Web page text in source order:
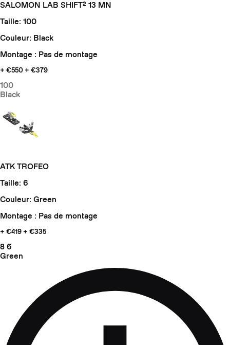
SALOMON LAB SHIFT² 13 MN
Taille: 100
Couleur: Black
Montage : Pas de montage
+ €550 + €379
100
Black
ATK TROFEO
Taille: 6
Couleur: Green
Montage : Pas de montage
+ €419 + €335
8 6
Green